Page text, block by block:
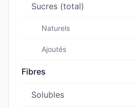
Sucres (total)
Naturels
Ajoutés
Fibres
Solubles